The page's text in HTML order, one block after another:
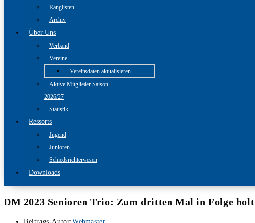
Ranglisten
Archiv
Über Uns
Verband
Vereine
Vereinsdaten aktualisieren
Aktive Mitglieder Saison
2026/27
Statistik
Ressorts
Jugend
Junioren
Schiedsrichterwesen
Downloads
DM 2023 Senioren Trio: Zum dritten Mal in Folge
Beitrags-Autor:Webmaster